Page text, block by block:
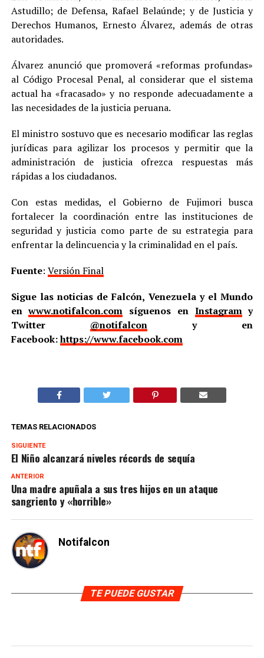
Astudillo; de Defensa, Rafael Belaúnde; y de Justicia y
Derechos Humanos, Ernesto Álvarez, además de otras
autoridades.
Álvarez anunció que promoverá «reformas profundas»
al Código Procesal Penal, al considerar que el sistema
actual ha «fracasado» y no responde adecuadamente a
las necesidades de la justicia peruana.
El ministro sostuvo que es necesario modificar las reglas
jurídicas para agilizar los procesos y permitir que la
administración de justicia ofrezca respuestas más
rápidas a los ciudadanos.
Con estas medidas, el Gobierno de Fujimori busca
fortalecer la coordinación entre las instituciones de
seguridad y justicia como parte de su estrategia para
enfrentar la delincuencia y la criminalidad en el país.
Fuente: Versión Final
Sigue las noticias de Falcón, Venezuela y el Mundo
enwww.notifalcon.com síguenos en Instagramy
Twitter @notifalcony en
Facebook:https://www.facebook.com
TEMAS RELACIONADOS
SIGUIENTE
El Niño alcanzará niveles récords de sequía
ANTERIOR
Una madre apuñala a sus tres hijos en un ataque
sangriento y «horrible»
Notifalcon
TE PUEDE GUSTAR